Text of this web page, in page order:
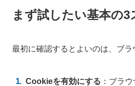
まず試したい基本の3
最初に確認するとよいのは、ブラ
Cookieを有効にする ：ブラ